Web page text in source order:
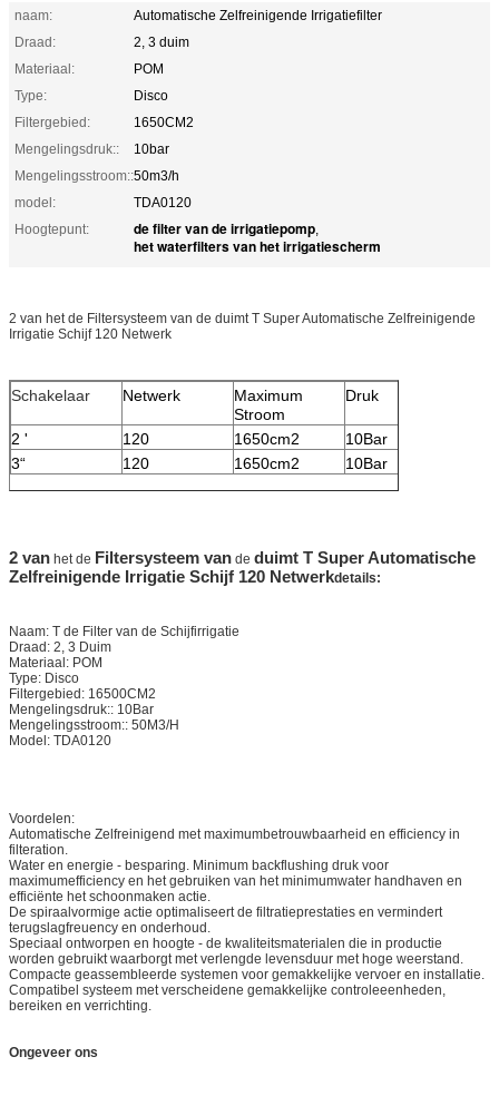
naam:
Automatische Zelfreinigende Irrigatiefilter
Draad:
2, 3 duim
Materiaal:
POM
Type:
Disco
Filtergebied:
1650CM2
Mengelingsdruk::
10bar
Mengelingsstroom::50m3/h
model:
TDA0120
Hoogtepunt:
de filter van de irrigatiepomp,
het waterfilters van het irrigatiescherm
2 van het de Filtersysteem van de duimt T Super Automatische Zelfreinigende
Irrigatie Schijf 120 Netwerk
Schakelaar Netwerk
Maximum
Stroom
Druk
2 ' 120 1650cm2
10Bar
3“
120 1650cm2 10Bar
2 van het de Filtersysteem van de duimt T Super Automatische
Zelfreinigende Irrigatie Schijf 120 Netwerkdetails:
Naam: T de Filter van de Schijfirrigatie
Draad: 2, 3 Duim
Materiaal: POM
Type: Disco
Filtergebied: 16500CM2
Mengelingsdruk:: 10Bar
Mengelingsstroom:: 50M3/H
Model: TDA0120
Voordelen:
Automatische Zelfreinigend met maximumbetrouwbaarheid en efficiency in
filteration.
Water en energie - besparing. Minimum backflushing druk voor
maximumefficiency en het gebruiken van het minimumwater handhaven en
efficiënte het schoonmaken actie.
De spiraalvormige actie optimaliseert de filtratieprestaties en vermindert
terugslagfreuency en onderhoud.
Speciaal ontworpen en hoogte - de kwaliteitsmaterialen die in productie
worden gebruikt waarborgt met verlengde levensduur met hoge weerstand.
Compacte geassembleerde systemen voor gemakkelijke vervoer en installatie.
Compatibel systeem met verscheidene gemakkelijke controleeenheden,
bereiken en verrichting.
Ongeveer ons